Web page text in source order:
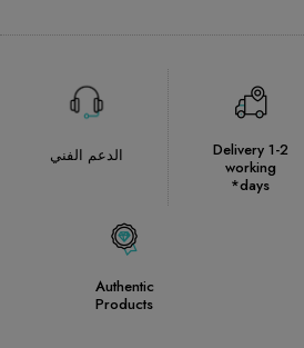
Delivery 1-2
working
days*
الدعم الفني
Authentic
Products